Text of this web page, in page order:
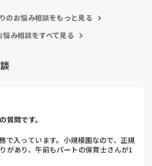
のお悩み相談をもっと見る
悩み相談をすべて見る
質問です。
で入っています。小規模園なので、正規
があり、午前もパートの保育士さんが1
められて配置的にはギリギリで回されて